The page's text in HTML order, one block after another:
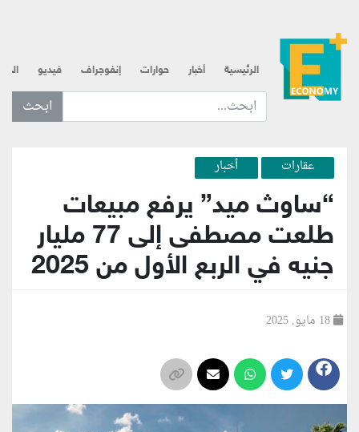
الرئيسية أخبار حوارات إنفوجراف فيديو
ابحث عن... :
عقارات أخبار
“ساوث ميد” يرفع مبيعات
طلعت مصطفى إلى 77 مليار
جنيه في الربع الأول من 2025